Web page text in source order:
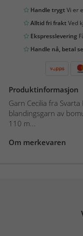
Handle trygtVi er
Alltid fri fraktVed
Ekspresslevering
Handle nå, betal
Produktinformasjon
Garn Cecilia fra
blandingsgarn av
110 m...
Om merkevaren